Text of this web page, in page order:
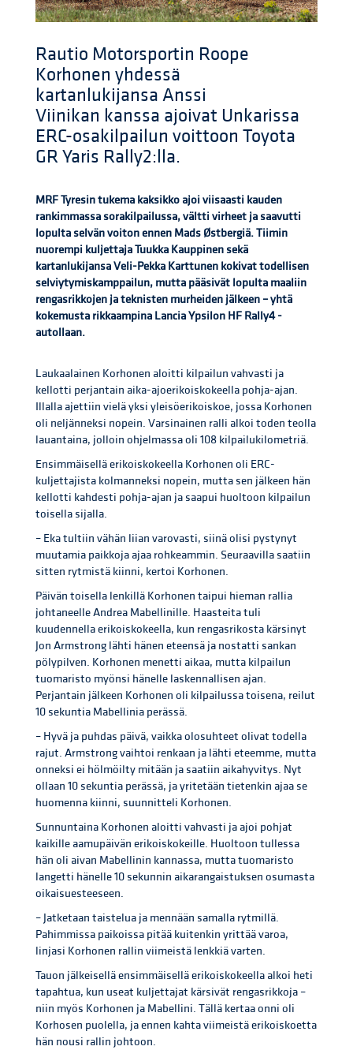
Rautio Motorsportin Roope
Korhonen yhdessä
kartanlukijansa Anssi
Viinikan kanssa ajoivat Unkarissa
ERC-osakilpailun voittoon Toyota
GR Yaris Rally2:lla.
MRF Tyresin tukema kaksikko ajoi viisaasti kauden
rankimmassa sorakilpailussa, vältti virheet ja saavutti
lopulta selvän voiton ennen Mads Østbergiä. Tiimin
nuorempi kuljettaja Tuukka Kauppinen sekä
kartanlukijansa Veli-Pekka Karttunen kokivat todellisen
selviytymiskamppailun, mutta pääsivät lopulta maaliin
rengasrikkojen ja teknisten murheiden jälkeen – yhtä
kokemusta rikkaampina Lancia Ypsilon HF Rally4 -
autollaan.
Laukaalainen Korhonen aloitti kilpailun vahvasti ja
kellotti perjantain aika-ajoerikoiskokeella pohja-ajan.
Illalla ajettiin vielä yksi yleisöerikoiskoe, jossa Korhonen
oli neljänneksi nopein. Varsinainen ralli alkoi toden teolla
lauantaina, jolloin ohjelmassa oli 108 kilpailukilometriä.
Ensimmäisellä erikoiskokeella Korhonen oli ERC-
kuljettajista kolmanneksi nopein, mutta sen jälkeen hän
kellotti kahdesti pohja-ajan ja saapui huoltoon kilpailun
toisella sijalla.
– Eka tultiin vähän liian varovasti, siinä olisi pystynyt
muutamia paikkoja ajaa rohkeammin. Seuraavilla saatiin
sitten rytmistä kiinni, kertoi Korhonen.
Päivän toisella lenkillä Korhonen taipui hieman rallia
johtaneelle Andrea Mabellinille. Haasteita tuli
kuudennella erikoiskokeella, kun rengasrikosta kärsinyt
Jon Armstrong lähti hänen eteensä ja nostatti sankan
pölypilven. Korhonen menetti aikaa, mutta kilpailun
tuomaristo myönsi hänelle laskennallisen ajan.
Perjantain jälkeen Korhonen oli kilpailussa toisena, reilut
10 sekuntia Mabellinia perässä.
– Hyvä ja puhdas päivä, vaikka olosuhteet olivat todella
rajut. Armstrong vaihtoi renkaan ja lähti eteemme, mutta
onneksi ei hölmöilty mitään ja saatiin aikahyvitys. Nyt
ollaan 10 sekuntia perässä, ja yritetään tietenkin ajaa se
huomenna kiinni, suunnitteli Korhonen.
Sunnuntaina Korhonen aloitti vahvasti ja ajoi pohjat
kaikille aamupäivän erikoiskokeille. Huoltoon tullessa
hän oli aivan Mabellinin kannassa, mutta tuomaristo
langetti hänelle 10 sekunnin aikarangaistuksen osumasta
oikaisuesteeseen.
– Jatketaan taistelua ja mennään samalla rytmillä.
Pahimmissa paikoissa pitää kuitenkin yrittää varoa,
linjasi Korhonen rallin viimeistä lenkkiä varten.
Tauon jälkeisellä ensimmäisellä erikoiskokeella alkoi heti
tapahtua, kun useat kuljettajat kärsivät rengasrikkoja –
niin myös Korhonen ja Mabellini. Tällä kertaa onni oli
Korhosen puolella, ja ennen kahta viimeistä erikoiskoetta
hän nousi rallin johtoon.